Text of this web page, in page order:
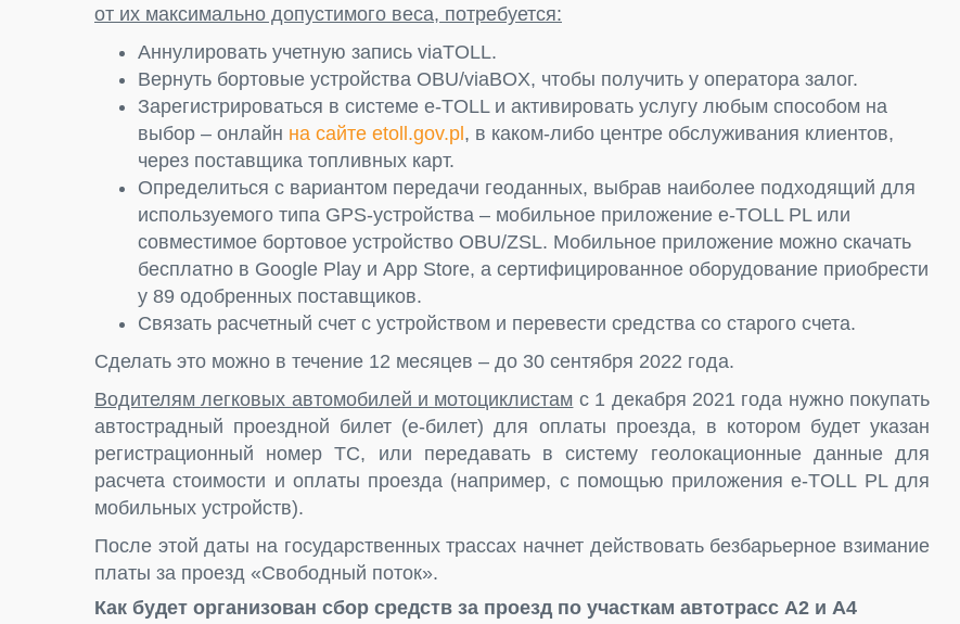
от их максимально допустимого веса, потребуется:
Аннулировать учетную запись viaTOLL.
Вернуть бортовые устройства OBU/viaBOX, чтобы получить у оператора залог.
Зарегистрироваться в системе e-TOLL и активировать услугу любым способом на
выбор – онлайн на сайте etoll.gov.pl , в каком-либо центре обслуживания клиентов,
через поставщика топливных карт.
Определиться с вариантом передачи геоданных, выбрав наиболее подходящий для
используемого типа GPS-устройства – мобильное приложение e-TOLL PL или
совместимое бортовое устройство OBU/ZSL. Мобильное приложение можно скачать
бесплатно в Google Play и App Store, а сертифицированное оборудование приобрести
у 89 одобренных поставщиков.
Связать расчетный счет с устройством и перевести средства со старого счета.
Сделать это можно в течение 12 месяцев – до 30 сентября 2022 года.
Водителям легковых автомобилей и мотоциклистам с 1 декабря 2021 года нужно покупать
автострадный проездной билет (e-билет) для оплаты проезда, в котором будет указан
регистрационный номер ТС, или передавать в систему геолокационные данные для
расчета стоимости и оплаты проезда (например, с помощью приложения e-TOLL PL для
мобильных устройств).
После этой даты на государственных трассах начнет действовать безбарьерное взимание
платы за проезд «Свободный поток».
Как будет организован сбор средств за проезд по участкам автотрасс A2 и A4